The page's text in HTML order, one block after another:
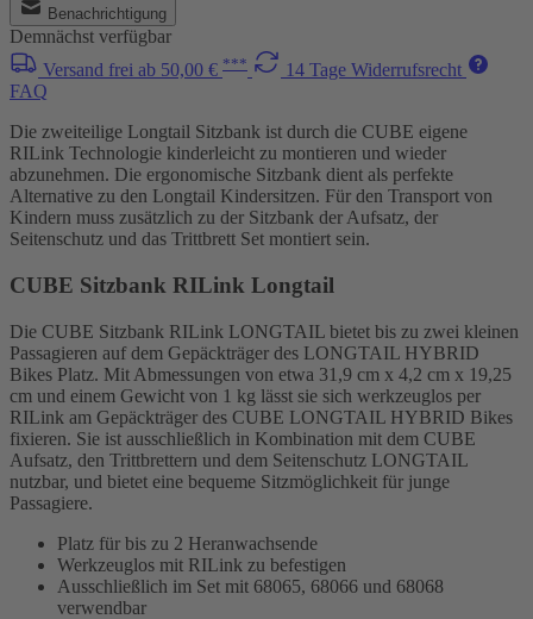
Benachrichtigung
Demnächst verfügbar
Versand frei ab 50,00 € ***
14 Tage Widerrufsrecht
FAQ
Die zweiteilige Longtail Sitzbank ist durch die CUBE eigene
RILink Technologie kinderleicht zu montieren und wieder
abzunehmen. Die ergonomische Sitzbank dient als perfekte
Alternative zu den Longtail Kindersitzen. Für den Transport von
Kindern muss zusätzlich zu der Sitzbank der Aufsatz, der
Seitenschutz und das Trittbrett Set montiert sein.
CUBE Sitzbank RILink Longtail
Die CUBE Sitzbank RILink LONGTAIL bietet bis zu zwei kleinen
Passagieren auf dem Gepäckträger des LONGTAIL HYBRID
Bikes Platz. Mit Abmessungen von etwa 31,9 cm x 4,2 cm x 19,25
cm und einem Gewicht von 1 kg lässt sie sich werkzeuglos per
RILink am Gepäckträger des CUBE LONGTAIL HYBRID Bikes
fixieren. Sie ist ausschließlich in Kombination mit dem CUBE
Aufsatz, den Trittbrettern und dem Seitenschutz LONGTAIL
nutzbar, und bietet eine bequeme Sitzmöglichkeit für junge
Passagiere.
Platz für bis zu 2 Heranwachsende
Werkzeuglos mit RILink zu befestigen
Ausschließlich im Set mit 68065, 68066 und 68068
verwendbar